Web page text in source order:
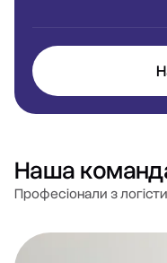
Наша
Професіонали з